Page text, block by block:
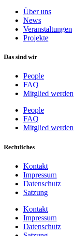
Über uns
News
Veranstaltungen
Projekte
Das sind wir
People
FAQ
Mitglied werden
People
FAQ
Mitglied werden
Rechtliches
Kontakt
Impressum
Datenschutz
Satzung
Kontakt
Impressum
Datenschutz